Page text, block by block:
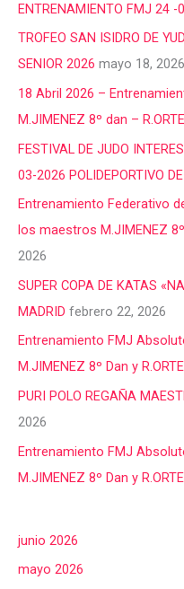
ENTRENAMIENTO FMJ 24 -
TROFEO SAN ISIDRO DE
SENIOR 2026 mayo 18, 2026
18 Abril 2026 –
M.JIMENEZ 8º dan –
FESTIVAL DE JUDO
03-2026 POLIDEPORTIVO
Entrenamiento Federativo
los maestros M.JIMENEZ 8º
2026
SUPER COPA DE KATAS
MADRID febrero 22, 2026
Entrenamiento FMJ
M.JIMENEZ 8º Dan y
PURI POLO REGAÑA
2026
Entrenamiento FMJ
M.JIMENEZ 8º Dan y
junio 2026
mayo 2026